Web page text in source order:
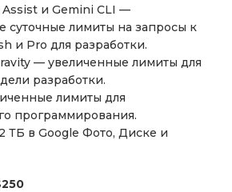
Assist и Gemini CLI —
лимиты на запросы к
и Pro для разработки.
— увеличенные лимиты для
разработки.
лимиты для
программирования.
ТБ в Google Фото, Диске и